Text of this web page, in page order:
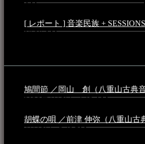
AM
[ レポート ] 音楽民族 +
10:16 AM
鳩間節 ／岡山 創（八重山古典音
2026年4月6日 - 1:13 AM
胡蝶の唄 ／前津 伸弥（八重山古
4月16日 - 3:48 PM